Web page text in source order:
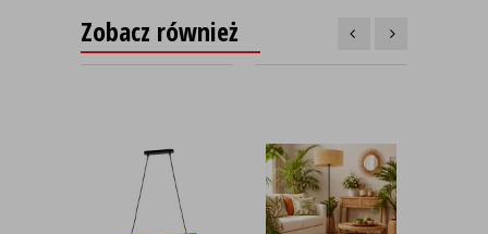
Zobacz również